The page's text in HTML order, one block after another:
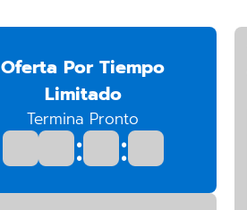
Oferta Por Tiempo
Limitado
Termina Pronto
: :